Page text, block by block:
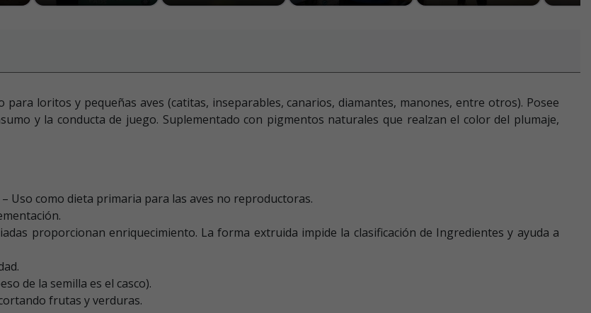
loritos y pequeñas aves (catitas, inseparables, canarios, diamantes, manones, entre otros). Posee
y la conducta de juego. Suplementado con pigmentos naturales que realzan el color del plumaje,
Uso como dieta primaria para las aves no reproductoras.
proporcionan enriquecimiento. La forma extruida impide la clasificación de Ingredientes y ayuda a
de la semilla es el casco).
frutas y verduras.